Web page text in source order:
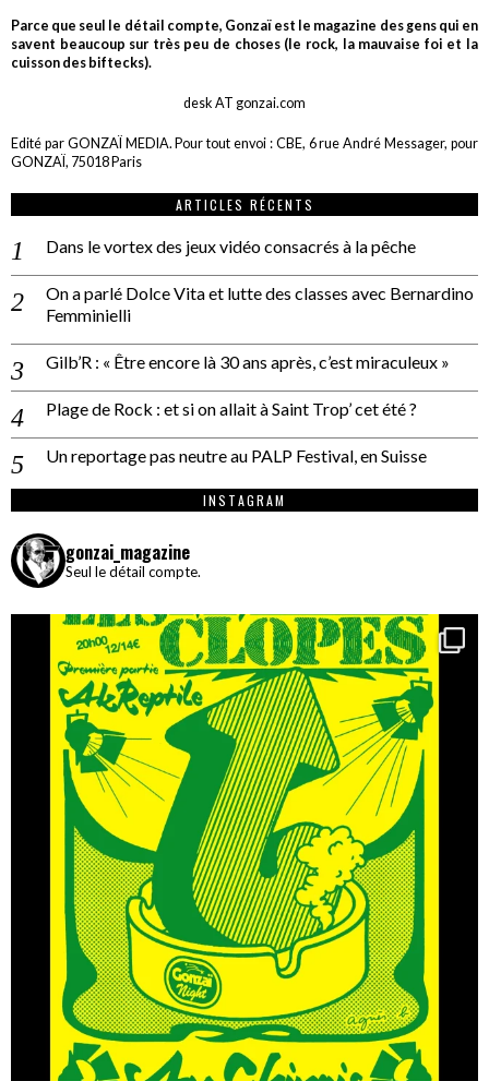
Parce que seul le détail compte, Gonzaï est le magazine des gens qui en
savent beaucoup sur très peu de choses (le rock, la mauvaise foi et la
cuisson des biftecks).
desk AT gonzai.com
Edité par GONZAÏ MEDIA. Pour tout envoi : CBE, 6 rue André Messager, pour
GONZAÏ, 75018 Paris
ARTICLES RÉCENTS
Dans le vortex des jeux vidéo consacrés à la pêche
On a parlé Dolce Vita et lutte des classes avec Bernardino
Femminielli
Gilb’R : « Être encore là 30 ans après, c’est miraculeux »
Plage de Rock : et si on allait à Saint Trop’ cet été ?
Un reportage pas neutre au PALP Festival, en Suisse
INSTAGRAM
gonzai_magazine
Seul le détail compte.